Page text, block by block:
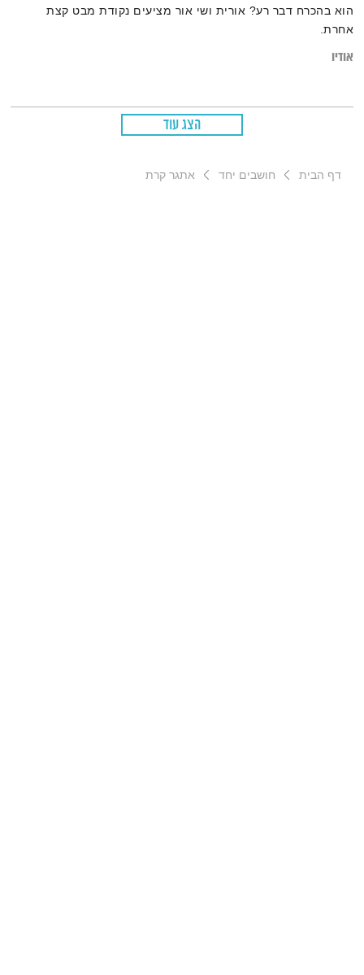
הוא בהכרח דבר רע? אורית ושי אור מציעים נקודת מבט קצת
אחרת.
אודיו
הצג עוד
דף הבית חושבים יחד אתגר קרת